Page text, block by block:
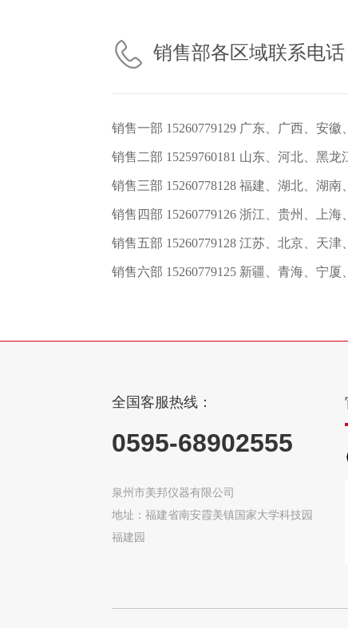
销售部各区域联系电话
销售一部 15260779129 广东、广西、安徽
销售二部 15259760181 山东、河北、黑
销售三部 15260778128 福建、湖北、湖南
销售四部 15260779126 浙江、贵州、上海
销售五部 15260779128 江苏、北京、天津
销售六部 15260779125 新疆、青海、宁
全国客服热线：
0595-68902555
泉州市美邦仪器有限公司
地址：福建省南安霞美镇国家大学科技园
福建园